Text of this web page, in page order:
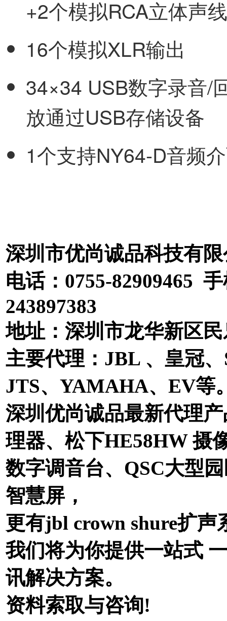
+2个模拟RCA立体声
16个模拟XLR输出
34×34 USB数字录音/
放通过USB存储设备
1个支持NY64-D音频
深圳市优尚诚品科技有
电话：0755-82909465
243897383
地址：深圳市龙华新区
主要代理：JBL 、皇冠
JTS、YAMAHA、EV等
深圳优尚诚品最新代理
理器、松下HE58HW 摄
数字调音台、QSC大型
智慧屏，
更有jbl crown shure扩声
我们将为你提供一站式
讯解决方案。
资料索取与咨询!